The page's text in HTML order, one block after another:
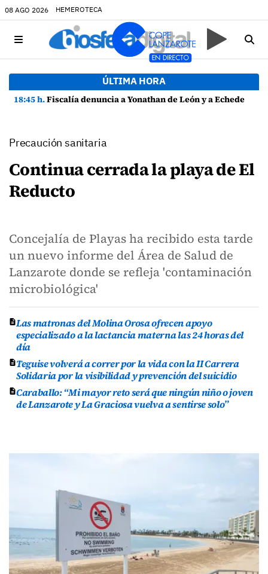
08 AGO 2026 HEMEROTECA
ÚLTIMA HORA
18:45 h.Fiscalía denuncia a Yonathan de León y a Echedey Eugenio por presuntas anomalías en contratos festivos
Precaución sanitaria
Continua cerrada la playa de El
Reducto
Concejalía de Playas ha recibido esta tarde
un nuevo informe del Área de Salud de
Lanzarote donde se refleja 'contaminación
microbiológica'
Las matronas del Molina Orosa ofrecen apoyo
especializado a la lactancia materna las 24 horas del
día
Teguise volverá a correr por la vida con la II Carrera
Solidaria por la visibilidad y prevención del suicidio
Caraballo: “Mi mayor reto será que ningún niño o joven
de Lanzarote y La Graciosa vuelva a sentirse solo”